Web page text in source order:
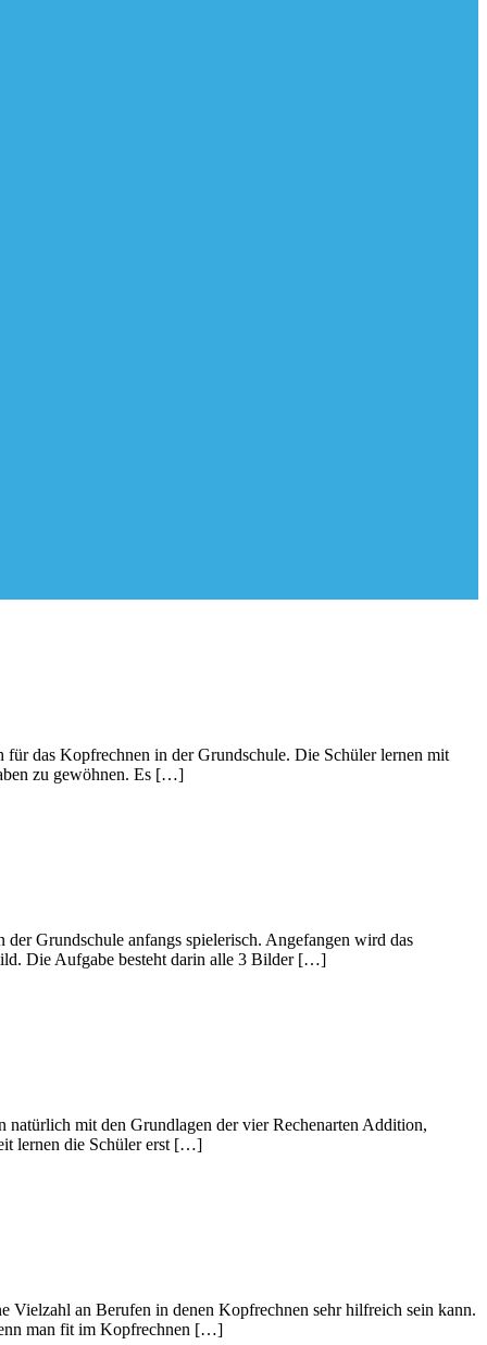
das Kopfrechnen in der Grundschule. Die Schüler lernen mit
zu gewöhnen. Es […]
Grundschule anfangs spielerisch. Angefangen wird das
Die Aufgabe besteht darin alle 3 Bilder […]
mit den Grundlagen der vier Rechenarten Addition,
lernen die Schüler erst […]
an Berufen in denen Kopfrechnen sehr hilfreich sein kann.
man fit im Kopfrechnen […]